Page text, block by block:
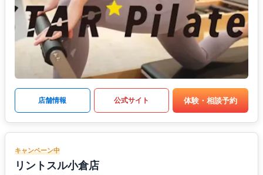
店舗情報 公式サイト 体験・相談予約
キャンペーン中
リントスル小倉店